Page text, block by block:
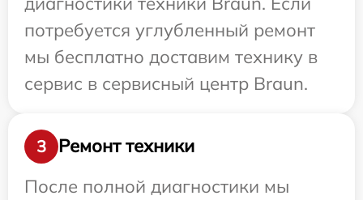
потребуется углубленный ремонт
мы бесплатно доставим технику в
сервис в сервисный центр Braun.
3
Ремонт техники
После полной диагностики мы